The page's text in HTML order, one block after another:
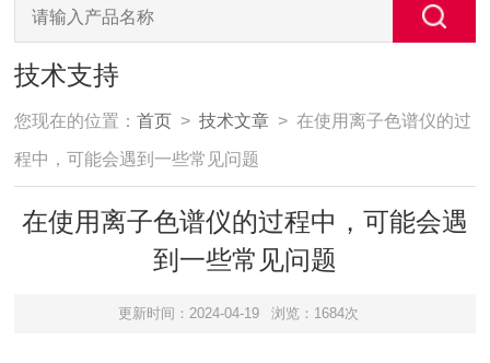
技术支持
您现在的位置：首页 >技术文章 > 在使用离子色谱仪的过
程中，可能会遇到一些常见问题
在使用离子色谱仪的过程中，可能会遇
到一些常见问题
更新时间：2024-04-19 浏览：1684次